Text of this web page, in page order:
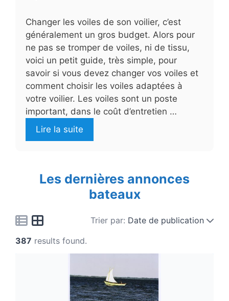
Changer les voiles de son voilier, c’est
généralement un gros budget. Alors pour
ne pas se tromper de voiles, ni de tissu,
voici un petit guide, très simple, pour
savoir si vous devez changer vos voiles et
comment choisir les voiles adaptées à
votre voilier. Les voiles sont un poste
important, dans le coût d’entretien …
Lire la suite
Les dernières annonces
bateaux
Trier par: Date de publication
387 results found.